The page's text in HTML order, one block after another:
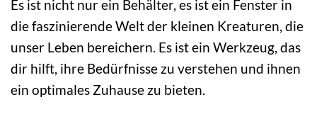
Es ist nicht nur ein Behälter, es ist ein Fenster in
die faszinierende Welt der kleinen Kreaturen, die
unser Leben bereichern. Es ist ein Werkzeug, das
dir hilft, ihre Bedürfnisse zu verstehen und ihnen
ein optimales Zuhause zu bieten.